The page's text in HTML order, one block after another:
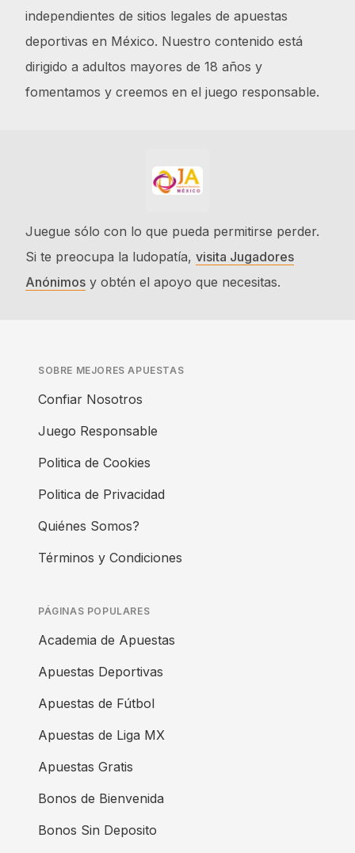
independientes de sitios legales de apuestas
deportivas en México. Nuestro contenido está
dirigido a adultos mayores de 18 años y
fomentamos y creemos en el juego responsable.
Juegue sólo con lo que pueda permitirse perder.
Si te preocupa la ludopatía, visita Jugadores
Anónimos y obtén el apoyo que necesitas.
SOBRE MEJORES APUESTAS
Confiar Nosotros
Juego Responsable
Politica de Cookies
Politica de Privacidad
Quiénes Somos?
Términos y Condiciones
PÁGINAS POPULARES
Academia de Apuestas
Apuestas Deportivas
Apuestas de Fútbol
Apuestas de Liga MX
Apuestas Gratis
Bonos de Bienvenida
Bonos Sin Deposito